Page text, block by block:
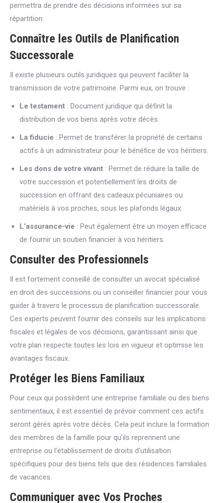
permettra de prendre des décisions informées sur sa
répartition.
Connaître les Outils de Planification
Successorale
Il existe plusieurs outils juridiques qui peuvent faciliter la
transmission de votre patrimoine. Parmi eux, on trouve :
Le testament : Document juridique qui définit la
distribution de vos biens après votre décès.
La fiducie : Permet de transférer la propriété de certains
actifs à un administrateur pour le bénéfice de vos héritiers.
Les dons de votre vivant : Permet de réduire la taille de
votre succession et potentiellement les droits de
succession en offrant des cadeaux pécuniaires ou
matériels à vos proches, sous les plafonds légaux.
L’assurance-vie : Peut également être un moyen efficace
de fournir un soutien financier à vos héritiers.
Consulter des Professionnels
Il est fortement conseillé de consulter un avocat spécialisé
en droit des successions ou un conseiller financier pour vous
guider à travers le processus de planification successorale.
Ces experts peuvent fournir des conseils sur les implications
fiscales et légales de vos décisions, garantissant ainsi que
votre plan respecte toutes les lois en vigueur et optimise les
avantages fiscaux.
Protéger les Biens Familiaux
Pour ceux qui possèdent une entreprise familiale ou des biens
sentimentaux, il est essentiel de prévoir comment ces actifs
seront gérés après votre décès. Cela peut inclure la formation
des membres de la famille pour qu’ils reprennent une
entreprise ou l’établissement de droits d’utilisation
spécifiques pour des biens tels que des résidences familiales
de vacances.
Communiquer avec Vos Proches